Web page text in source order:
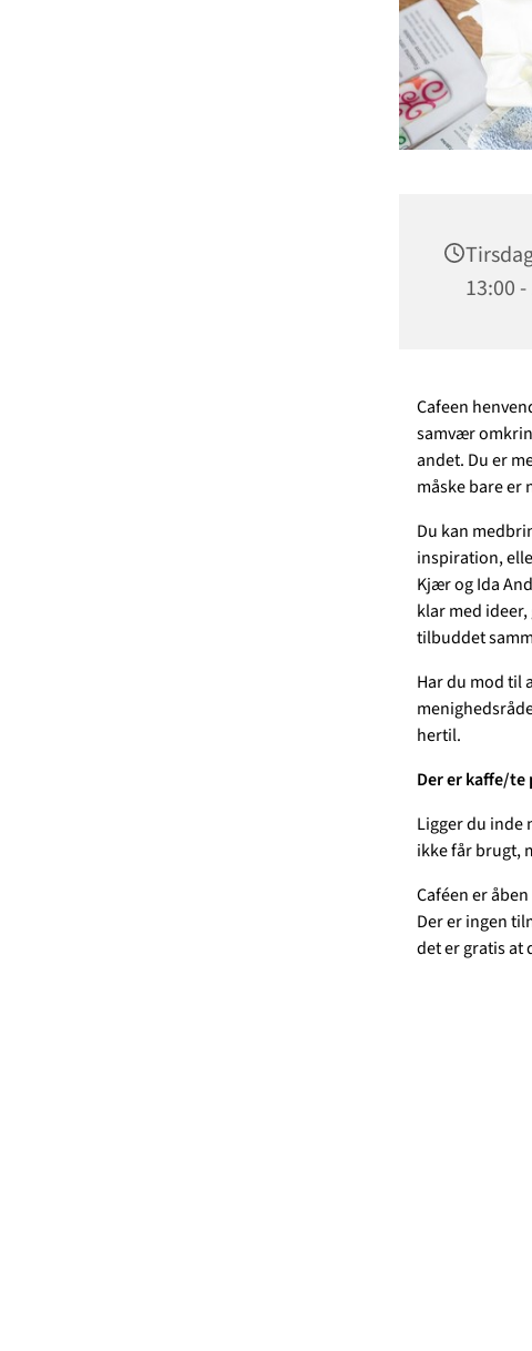
13:00
Cafeen
samvær
andet. Du er
måske bare er
Du kan
inspiration,
Kjær og Ida
klar med
tilbuddet
Har du mod til
hertil.
Der er kaffe/te
Ligger du inde
ikke får brugt,
Caféen er
Der er ingen
det er gratis at